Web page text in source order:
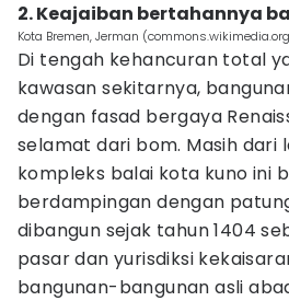
2. Keajaiban bertahannya
Kota Bremen, Jerman
Di tengah kehancuran total
kawasan sekitarnya,
dengan fasad bergaya
selamat dari bom. Masih dari
kompleks balai kota kuno ini
berdampingan dengan
dibangun sejak tahun 1404
pasar dan yurisdiksi
bangunan-bangunan asli